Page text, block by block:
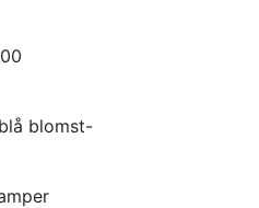
blomst-